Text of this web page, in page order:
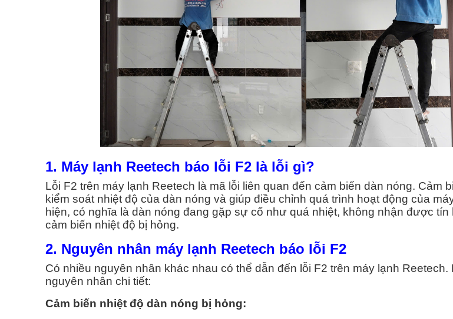
1. Máy lạnh Reetech báo lỗi F2 là lỗi gì?
Lỗi F2 trên máy lạnh Reetech là mã lỗi liên quan đến cảm biến dàn nóng. Cảm
kiểm soát nhiệt độ của dàn nóng và giúp điều chỉnh quá trình hoạt động của
hiện, có nghĩa là dàn nóng đang gặp sự cố như quá nhiệt, không nhận được tín
cảm biến nhiệt độ bị hỏng.
2. Nguyên nhân máy lạnh Reetech báo lỗi F2
Có nhiều nguyên nhân khác nhau có thể dẫn đến lỗi F2 trên máy lạnh
nguyên nhân chi tiết:
Cảm biến nhiệt độ dàn nóng bị hỏng:
Công Ống Đồng Máy Lạnh
Công Ống Đồng Máy Lạnh
Tất Cả >>
Sửa Tủ Lạnh Quận 5
Sửa Tủ Lạnh Quận 6
Sửa Tủ Lạnh Quận 7
Xem Tất Cả >>
VỤ VỆ SINH MÁY GIẶT
Sinh Máy Giặt Quận 1
Sinh Máy Giặt Quận 2
DỊCH VỤ SỬA MÁY NƯỚC NÓNG
Sửa Máy Nước Nóng Quận 1